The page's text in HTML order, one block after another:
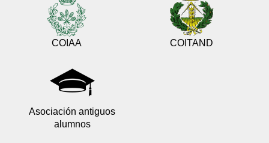
COIAA COITAND
Asociación antiguos
alumnos